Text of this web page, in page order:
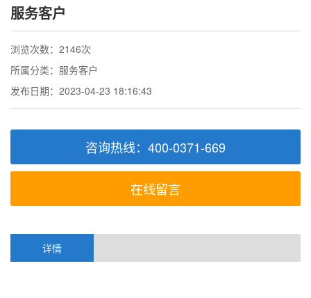
服务客户
浏览次数：2146次
所属分类：服务客户
发布日期：2023-04-23 18:16:43
咨询热线：400-0371-669
在线留言
详情